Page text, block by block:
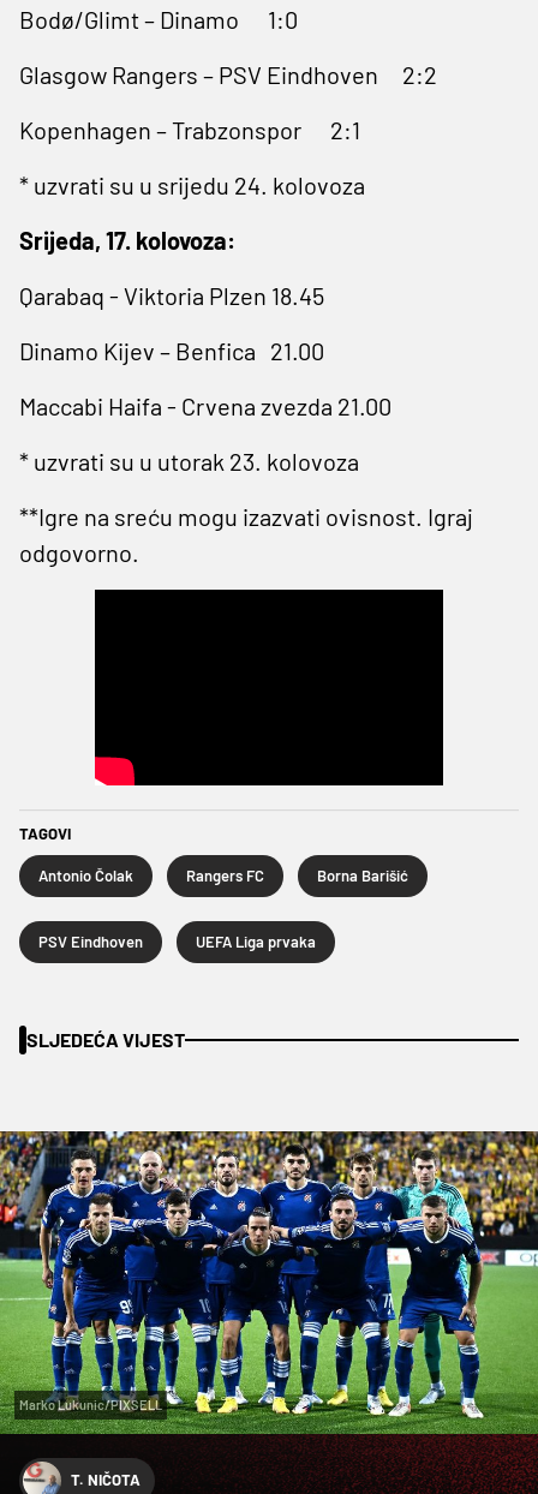
Bodø/Glimt – Dinamo 1:0
Glasgow Rangers – PSV Eindhoven 2:2
Kopenhagen – Trabzonspor 2:1
* uzvrati su u srijedu 24. kolovoza
Srijeda, 17. kolovoza:
Qarabaq - Viktoria Plzen 18.45
Dinamo Kijev – Benfica 21.00
Maccabi Haifa - Crvena zvezda 21.00
* uzvrati su u utorak 23. kolovoza
**Igre na sreću mogu izazvati ovisnost. Igraj
odgovorno.
TAGOVI
Antonio Čolak Rangers FC Borna Barišić
PSV Eindhoven UEFA Liga prvaka
SLJEDEĆA VIJEST
Marko Lukunic/PIXSELL
T. NIČOTA